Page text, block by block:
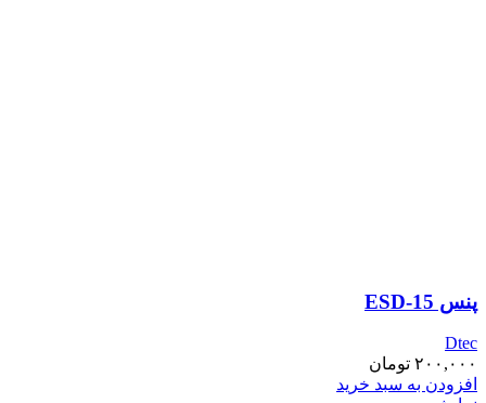
پنس ESD-15
Dtec
۲۰۰,۰۰۰ تومان
افزودن به سبد خرید